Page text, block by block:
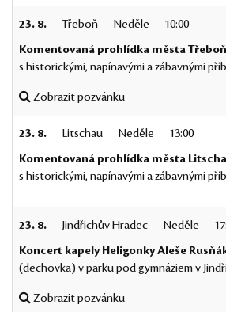
23. 8. Třeboň Neděle
10:00
Komentovaná prohlídka města Třeboň
s historickými, napínavými a zábavnými
Zobrazit pozvánku
23. 8. Litschau Neděle
13:00
Komentovaná prohlídka města
s historickými, napínavými a zábavnými
23. 8. Jindřichův Hradec Neděle
Koncert kapely Heligonky Aleše
(dechovka) v parku pod gymnáziem v
Zobrazit pozvánku